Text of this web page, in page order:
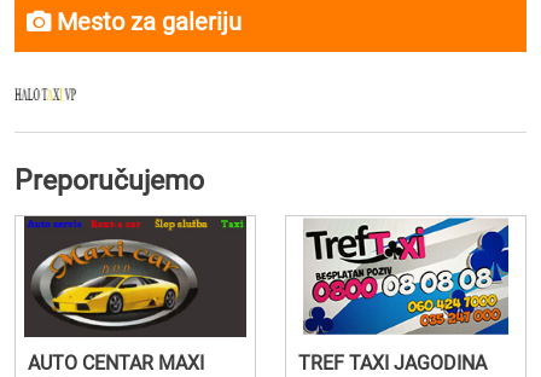
Mesto za galeriju
Preporučujemo
AUTO CENTAR MAXI
TREF TAXI JAGODINA